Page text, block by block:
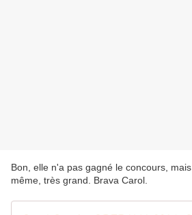
Bon, elle n'a pas gagné le concours,
même, très grand. Brava Carol.